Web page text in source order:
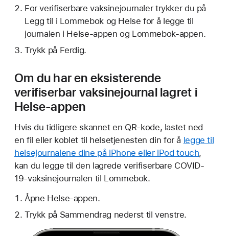
For verifiserbare vaksinejournaler trykker du på
Legg til i Lommebok og Helse for å legge til
journalen i Helse-appen og Lommebok-appen.
Trykk på Ferdig.
Om du har en eksisterende
verifiserbar vaksinejournal lagret i
Helse-appen
Hvis du tidligere skannet en QR-kode, lastet ned
en fil eller koblet til helsetjenesten din for å legge til
helsejournalene dine på iPhone eller iPod touch,
kan du legge til den lagrede verifiserbare COVID-
19-vaksinejournalen til Lommebok.
Åpne Helse-appen.
Trykk på Sammendrag nederst til venstre.